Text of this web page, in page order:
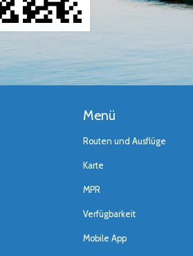
Menü
Routen und Ausflüge
Karte
MPR
Verfügbarkeit
Mobile App